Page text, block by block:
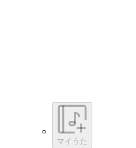
マイうた